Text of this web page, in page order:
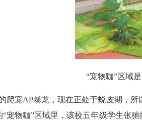
“宠物咖”区域
宠AP暴龙，现在正处于蜕皮期，所
宠物咖”区域里，该校五年级学生张